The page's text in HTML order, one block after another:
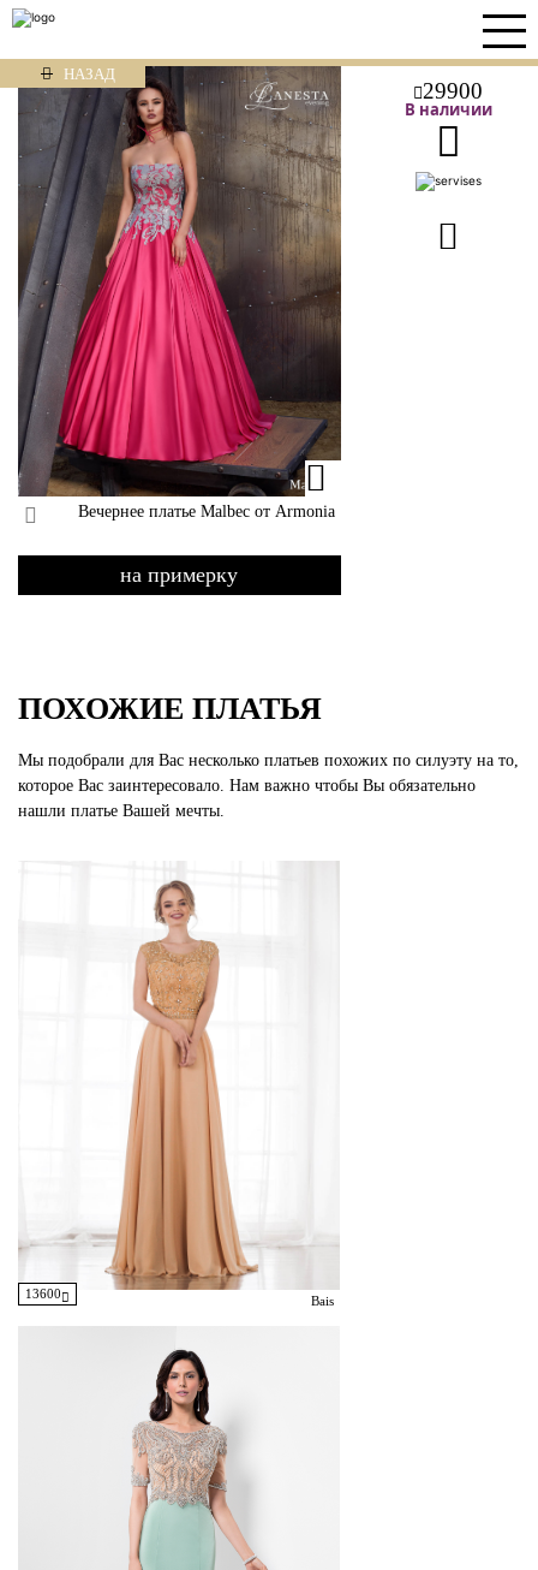
НАЗАД
29900
В наличии
Вечернее платье Malbec от Armonia
на примерку
ПОХОЖИЕ ПЛАТЬЯ
Мы подобрали для Вас несколько платьев похожих по силуэту на то,
которое Вас заинтересовало. Нам важно чтобы Вы обязательно
нашли платье Вашей мечты.
13600 Bais